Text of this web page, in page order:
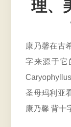
理、
康乃馨在古
字来源于
Caryophyllus
圣母玛利亚
康乃馨 背十